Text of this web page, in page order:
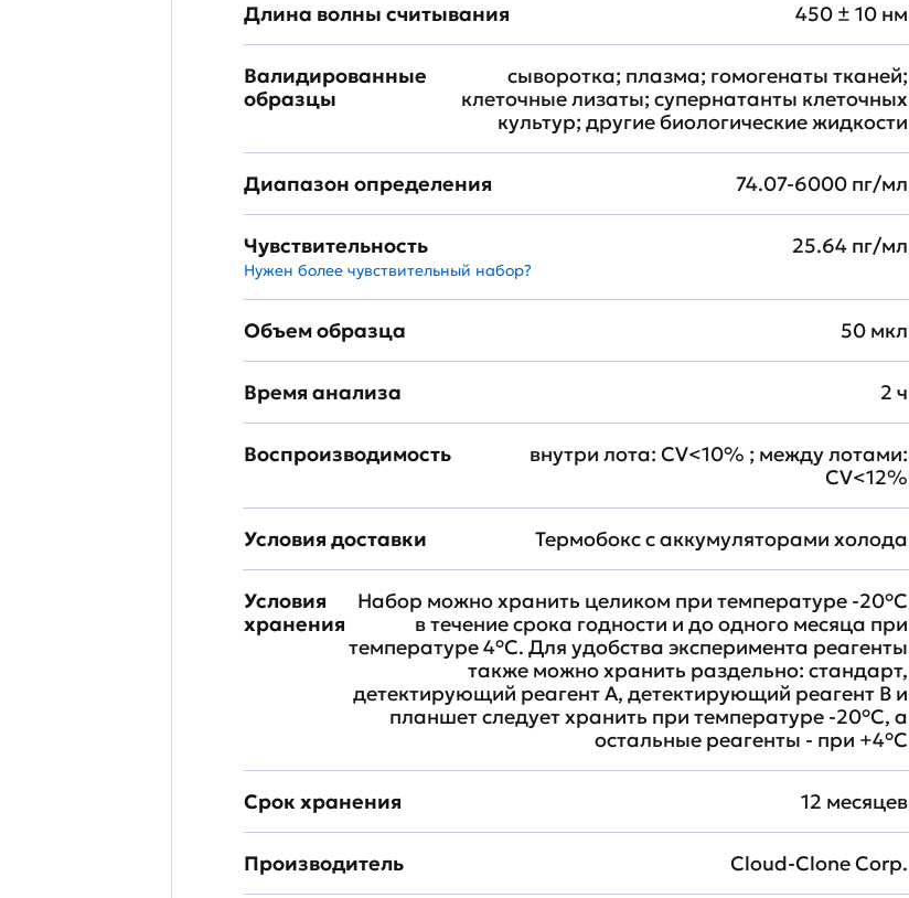
Длина волны считывания 450 ± 10 нм
Валидированные
образцы
сыворотка; плазма; гомогенаты тканей;
клеточные лизаты; супернатанты клеточных
культур; другие биологические жидкости
Диапазон определения 74.07-6000 пг/мл
Чувствительность
Нужен более чувствительный набор?
25.64 пг/мл
Объем образца 50 мкл
Время анализа 2 ч
Воспроизводимость
внутри лота: CV<10% ; между лотами:
CV<12%
Условия доставки Термобокс с аккумуляторами холода
Условия
хранения
Набор можно хранить целиком при температуре -20°C
в течение срока годности и до одного месяца при
температуре 4°C. Для удобства эксперимента реагенты
также можно хранить раздельно: стандарт,
детектирующий реагент A, детектирующий реагент B и
планшет следует хранить при температуре -20°C, а
остальные реагенты - при +4°С
Срок хранения 12 месяцев
Производитель Cloud-Clone Corp.